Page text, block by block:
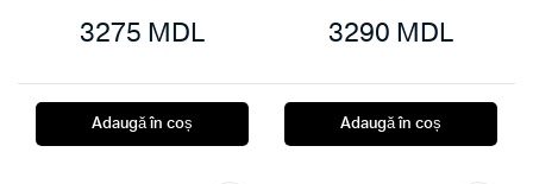
3275 MDL
Adaugă în coș
3290 MDL
Adaugă în coș